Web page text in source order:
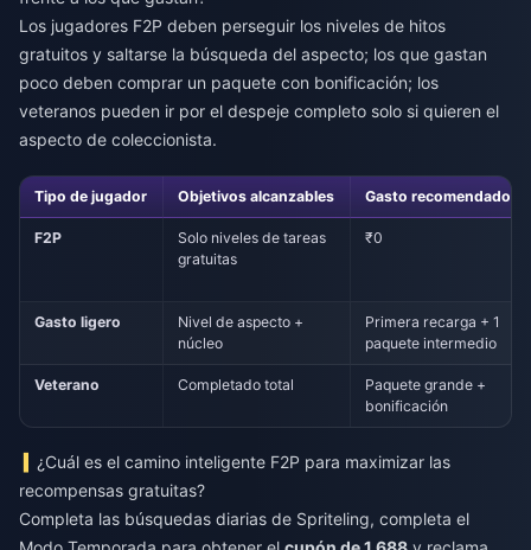
Los jugadores F2P deben perseguir los niveles de hitos
gratuitos y saltarse la búsqueda del aspecto; los que gastan
poco deben comprar un paquete con bonificación; los
veteranos pueden ir por el despeje completo solo si quieren el
aspecto de coleccionista.
Tipo de jugador Objetivos alcanzables Gasto recomendado
F2P
Solo niveles de tareas
gratuitas
₹0
Gasto ligero
Nivel de aspecto +
núcleo
Primera recarga + 1
paquete intermedio
Veterano Completado total
Paquete grande +
bonificación
¿Cuál es el camino inteligente F2P para maximizar las
recompensas gratuitas?
Completa las búsquedas diarias de Spriteling, completa el